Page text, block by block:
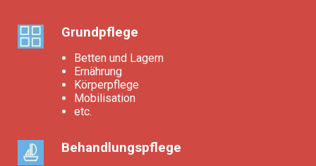
Grundpflege
Betten und Lagern
Ernährung
Körperpflege
Mobilisation
etc.
Behandlungspflege